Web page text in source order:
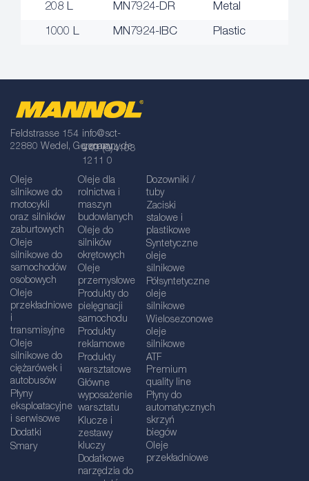
208 L MN7924-DR Metal
1000 L MN7924-IBC Plastic
Feldstrasse 154
22880 Wedel, Germany
info@sct-
germany.de
+49 (0)4103
1211 0
Oleje
silnikowe do
motocykli
oraz silników
zaburtowych
Oleje
silnikowe do
samochodów
osobowych
Oleje
przekładniowe
i
transmisyjne
Oleje
silnikowe do
ciężarówek i
autobusów
Płyny
eksploatacyjne
i serwisowe
Dodatki
Smary
Oleje dla
rolnictwa i
maszyn
budowlanych
Oleje do
silników
okrętowych
Oleje
przemysłowe
Produkty do
pielęgnacji
samochodu
Produkty
reklamowe
Produkty
warsztatowe
Główne
wyposażenie
warsztatu
Klucze i
zestawy
kluczy
Dodatkowe
narzędzia do
Dozowniki /
tuby
Zaciski
stalowe i
plastikowe
Syntetyczne
oleje
silnikowe
Półsyntetyczne
oleje
silnikowe
Wielosezonowe
oleje
silnikowe
ATF
Premium
quality line
Płyny do
automatycznych
skrzyń
biegów
Oleje
przekładniowe